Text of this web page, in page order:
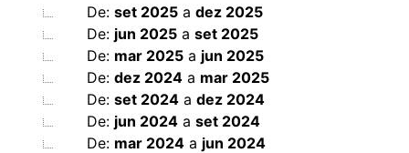
De:set 2025 adez 2025
De: jun 2025 aset 2025
De: mar 2025 a jun 2025
De:dez 2024 a mar 2025
De:set 2024 adez 2024
De: jun 2024 aset 2024
De: mar 2024 a jun 2024